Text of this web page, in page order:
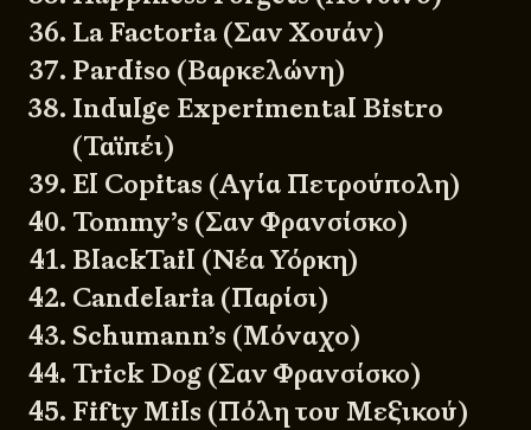
La Factoria (Σαν Χουάν)
Pardiso (Βαρκελώνη)
Indulge Experimental Bistro
(Ταϊπέι)
El Copitas (Αγία Πετρούπολη)
Tommy’s (Σαν Φρανσίσκο)
BlackTail (Νέα Υόρκη)
Candelaria (Παρίσι)
Schumann’s (Μόναχο)
Trick Dog (Σαν Φρανσίσκο)
Fifty Mils (Πόλη του Μεξικού)